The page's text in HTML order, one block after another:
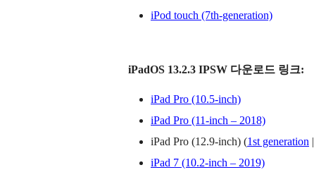
iPod touch (7th-generation)
iPadOS 13.2.3 IPSW 다운로드 링크:
iPad Pro (10.5-inch)
iPad Pro (11-inch – 2018)
iPad Pro (12.9-inch) (1st generation |
iPad 7 (10.2-inch – 2019)